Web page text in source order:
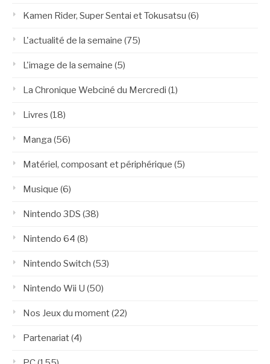
Kamen Rider, Super Sentai et Tokusatsu (6)
L'actualité de la semaine (75)
L'image de la semaine (5)
La Chronique Webciné du Mercredi (1)
Livres (18)
Manga (56)
Matériel, composant et périphérique (5)
Musique (6)
Nintendo 3DS (38)
Nintendo 64 (8)
Nintendo Switch (53)
Nintendo Wii U (50)
Nos Jeux du moment(22)
Partenariat(4)